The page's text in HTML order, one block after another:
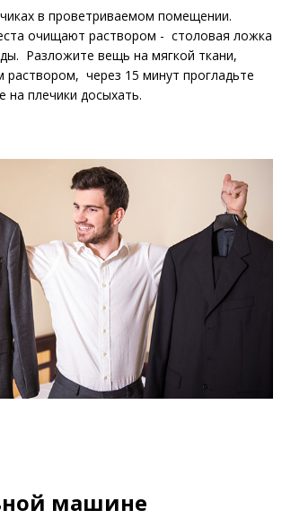
в проветриваемом помещении.
очищают раствором - столовая ложка
Разложите вещь на мягкой ткани,
раствором, через 15 минут прогладьте
на плечики досыхать.
машине